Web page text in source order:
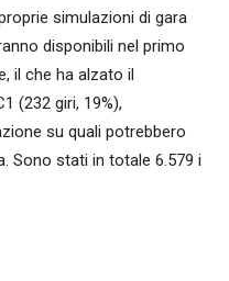
simulazioni di gara
disponibili nel primo
il che ha alzato il
(232 giri, 19%),
su quali potrebbero
Sono stati in totale 6.579 i